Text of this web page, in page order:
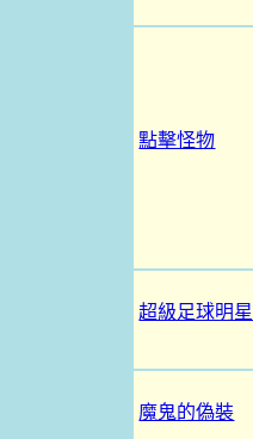
點擊怪物
超級足球明星
魔鬼的偽裝